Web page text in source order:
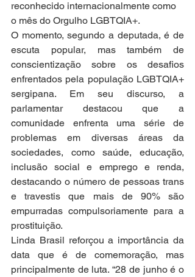
reconhecido internacionalmente como
o mês do Orgulho LGBTQIA+.
O momento, segundo a deputada, é de
escuta popular, mas também de
conscientização sobre os desafios
enfrentados pela população LGBTQIA+
sergipana. Em seu discurso, a
parlamentar destacou que a
comunidade enfrenta uma série de
problemas em diversas áreas da
sociedades, como saúde, educação,
inclusão social e emprego e renda,
destacando o número de pessoas trans
e travestis que mais de 90% são
empurradas compulsoriamente para a
prostituição.
Linda Brasil reforçou a importância da
data que é de comemoração, mas
principalmente de luta. “28 de junho é o